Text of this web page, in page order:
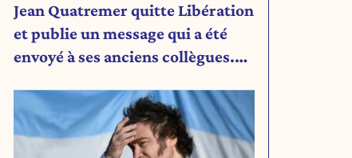
Jean Quatremer quitte Libération
et publie un message qui a été
envoyé à ses anciens collègues.